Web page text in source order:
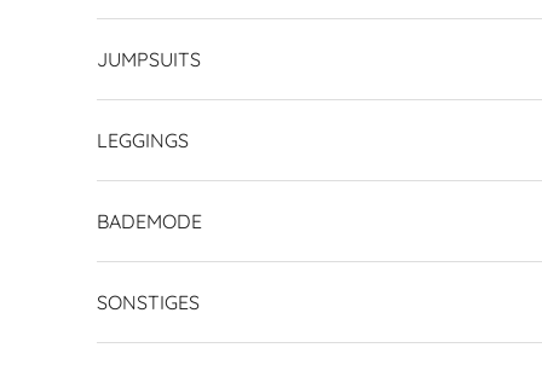
JUMPSUITS
LEGGINGS
BADEMODE
SONSTIGES